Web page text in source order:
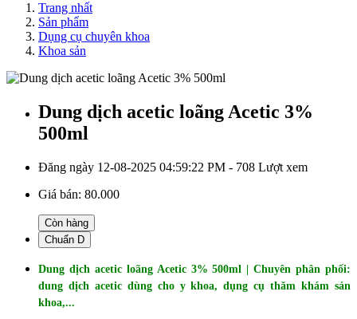
Trang nhất
Sản phẩm
Dụng cụ chuyên khoa
Khoa sản
Dung dịch acetic loãng Acetic 3%
500ml
Đăng ngày 12-08-2025 04:59:22 PM - 708 Lượt xem
Giá bán: 80.000
Còn hàng
Chuẩn D
Dung dịch acetic loãng Acetic 3% 500ml | Chuyên phân phối:
dung dịch acetic dùng cho y khoa, dụng cụ thăm khám sản
khoa,...